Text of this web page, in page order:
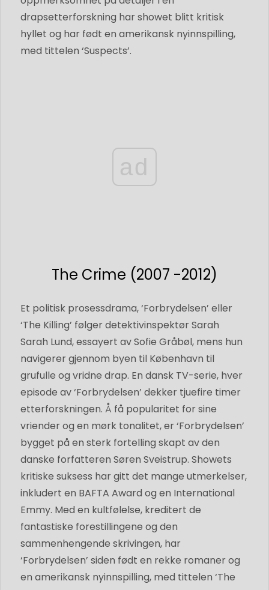
drapsetterforskning har showet blitt kritisk
hyllet og har født en amerikansk nyinnspilling,
med tittelen ‘Suspects’.
ad
The Crime (2007 -2012)
Et politisk prosessdrama, ‘Forbrydelsen’ eller
‘The Killing’ følger detektivinspektør Sarah
Sarah Lund, essayert av Sofie Gråbøl, mens hun
navigerer gjennom byen til København til
grufulle og vridne drap. En dansk TV-serie, hver
episode av ‘Forbrydelsen’ dekker tjuefire timer
etterforskningen. Å få popularitet for sine
vriender og en mørk tonalitet, er ‘Forbrydelsen’
bygget på en sterk fortelling skapt av den
danske forfatteren Søren Sveistrup. Showets
kritiske suksess har gitt det mange utmerkelser,
inkludert en BAFTA Award og en International
Emmy. Med en kultfølelse, kreditert de
fantastiske forestillingene og den
sammenhengende skrivingen, har
‘Forbrydelsen’ siden født en rekke romaner og
en amerikansk nyinnspilling, med tittelen ‘The